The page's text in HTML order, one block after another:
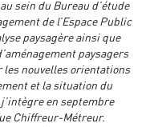
sein du Bureau d’étude
de l’Espace Public
paysagère ainsi que
paysagers
les nouvelles orientations
et la situation du
j’intègre en septembre
Chiffreur-Métreur.